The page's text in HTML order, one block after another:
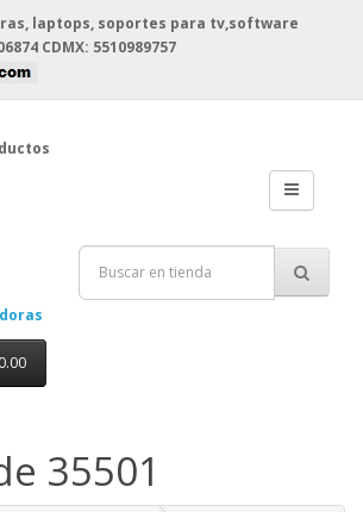
laptops, soportes para tv,software
CDMX: 5510989757
35501